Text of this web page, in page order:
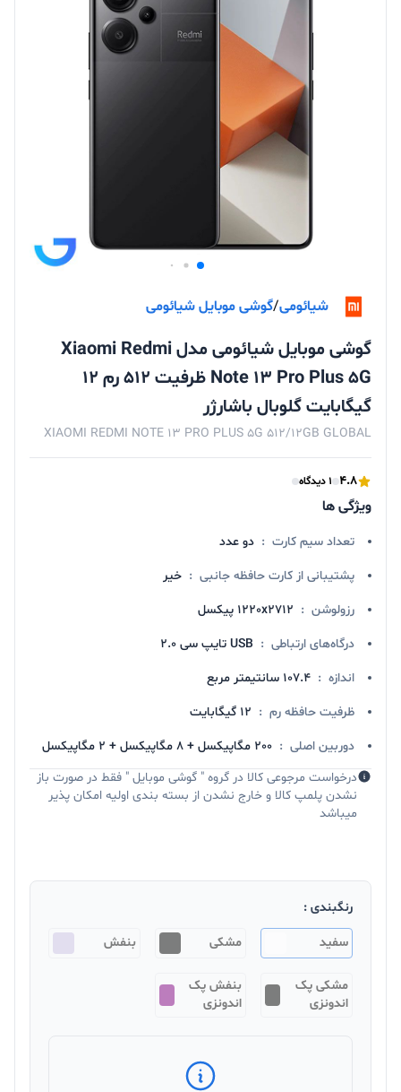
شیائومی/گوشی موبایل شیائومی
گوشی موبایل شیائومی مدل Xiaomi Redmi
Note 13 Pro Plus 5G ظرفیت 512 رم 12
گیگابایت گلوبال باشارژر
XIAOMI REDMI NOTE 13 PRO PLUS 5G 512/12GB GLOBAL
4.8 1 دیدگاه
ویژگی ها
تعداد سیم کارت : دو عدد
پشتیبانی از کارت حافظه جانبی : خیر
رزولوشن : 1220x2712 پیکسل
درگاه‌های ارتباطی : USB تایپ سی 2.0
اندازه : 107.4 سانتیمتر مربع
ظرفیت حافظه رم : 12 گیگابایت
دوربین اصلی : 200 مگاپیکسل + 8 مگاپیکسل + 2 مگاپیکسل
درخواست مرجوعی کالا در گروه " گوشی موبایل " فقط در صورت باز
نشدن پلمپ کالا و خارج نشدن از بسته بندی اولیه امکان پذیر
میباشد
رنگبندی :
سفید مشکی بنفش
مشکی پک
اندونزی
بنفش پک
اندونزی